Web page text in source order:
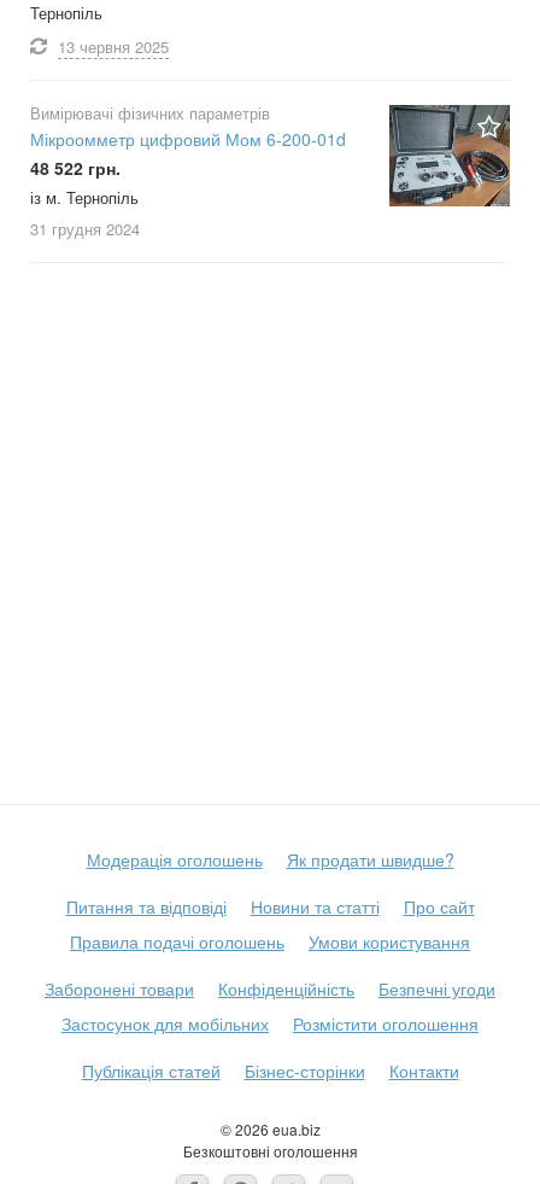
Тернопіль
13 червня 2025
Вимірювачі фізичних параметрів
Мікроомметр цифровий Мом 6-200-01d
48 522 грн.
із м. Тернопіль
31 грудня 2024
© 2026 eua.biz
Безкоштовні оголошення
Модерація оголошень
Як продати швидше?
Питання та відповіді
Новини та статті
Про сайт
Правила подачі оголошень
Умови користування
Заборонені товари
Конфіденційність
Безпечні угоди
Застосунок для мобільних
Розмістити оголошення
Публікація статей
Бізнес-сторінки Контакти